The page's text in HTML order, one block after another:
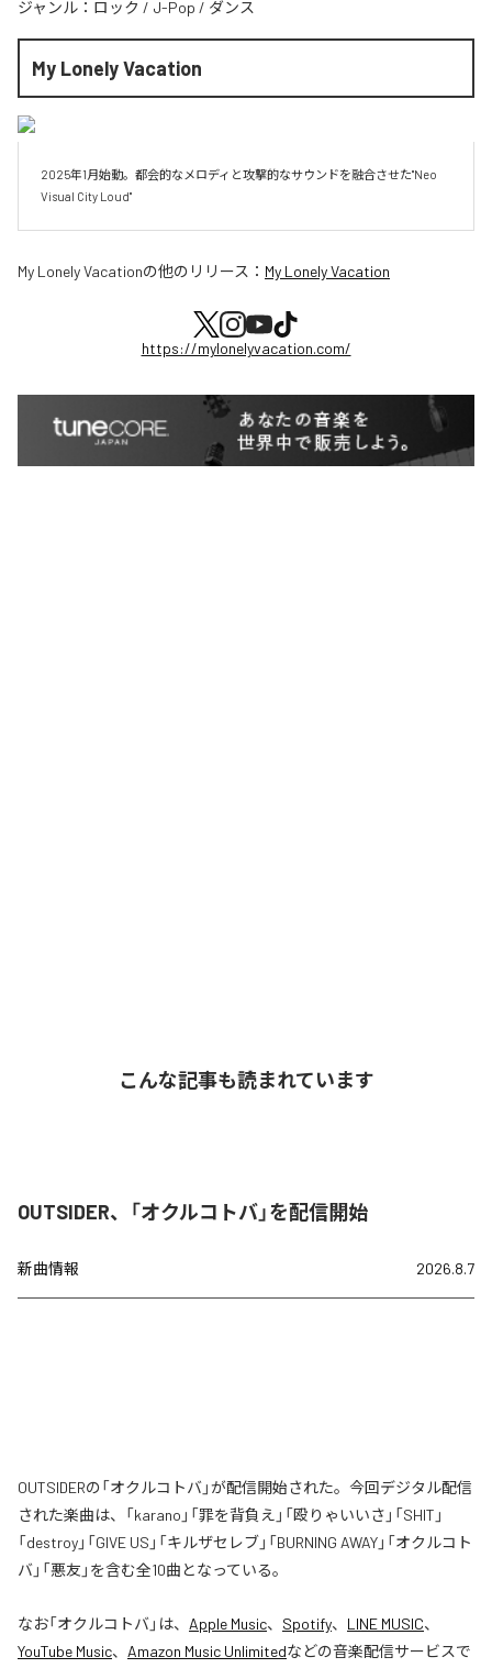
ジャンル： ロック / J-Pop / ダンス
My Lonely Vacation
2025年1月始動。都会的なメロディと攻撃的なサウンドを融合させた''Neo
Visual City Loud"
My Lonely Vacationの他のリリース： My Lonely Vacation
https://mylonelyvacation.com/
こんな記事も読まれています
OUTSIDER、「オクルコトバ」を配信開始
新曲情報 2026.8.7
OUTSIDERの「オクルコトバ」が配信開始された。今回デジタル配信
された楽曲は、「karano」「罪を背負え」「殴りゃいいさ」「SHIT」
「destroy」「GIVE US」「キルザセレブ」「BURNING AWAY」「オクルコト
バ」「悪友」を含む全10曲となっている。
なお「オクルコトバ」は、 Apple Music、 Spotify、 LINE MUSIC、
YouTube Music、 Amazon Music Unlimitedなどの音楽配信サービスで